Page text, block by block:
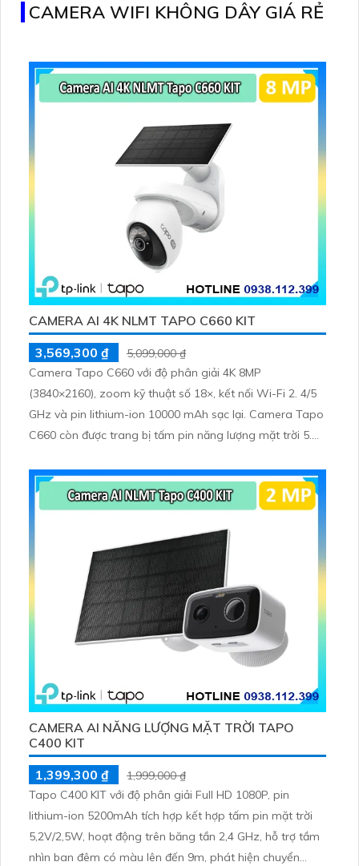
CAMERA WIFI KHÔNG DÂY GIÁ RẺ
CAMERA AI 4K NLMT TAPO C660 KIT
3,569,300 ₫
5,099,000 ₫
Camera Tapo C660 với độ phân giải 4K 8MP
(3840×2160), zoom kỹ thuật số 18×, kết nối Wi-Fi 2. 4/5
GHz và pin lithium-ion 10000 mAh sạc lại. Camera Tapo
C660 còn được trang bị tấm pin năng lượng mặt trời 5.
tiện, lưu trữ thẻ microSD tối đa 512 GB
CAMERA AI NĂNG LƯỢNG MẶT TRỜI TAPO
C400 KIT
1,399,300 ₫
1,999,000 ₫
Tapo C400 KIT với độ phân giải Full HD 1080P, pin
lithium-ion 5200mAh tích hợp kết hợp tấm pin mặt trời
5,2V/2,5W, hoạt động trên băng tần 2,4 GHz, hỗ trợ tầm
nhìn ban đêm có màu lên đến 9m, phát hiện chuyển